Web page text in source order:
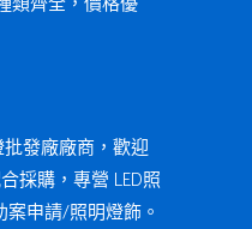
批發廠廠商，歡迎
採購，專營 LED照
申請/照明燈飾。